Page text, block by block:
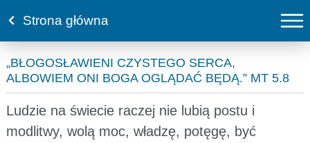
Strona główna
„BŁOGOSŁAWIENI CZYSTEGO SERCA,
ALBOWIEM ONI BOGA OGLĄDAĆ BĘDĄ.” MT 5.8
Ludzie na świecie raczej nie lubią postu i
modlitwy, wolą moc, władzę, potęgę, być